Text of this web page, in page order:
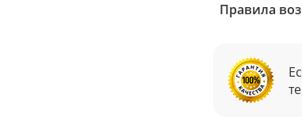
Правила